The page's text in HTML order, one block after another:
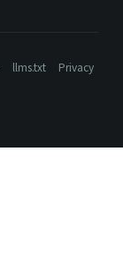
llms.txt
Privacy